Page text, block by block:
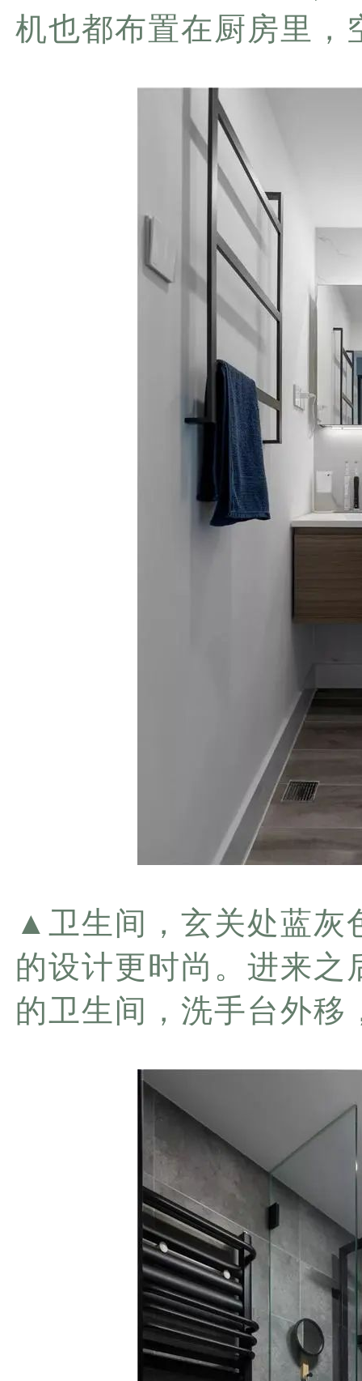
机也都布置在厨房里，
▲ 卫生间，玄关处蓝灰
的设计更时尚。进来之
的卫生间，洗手台外移